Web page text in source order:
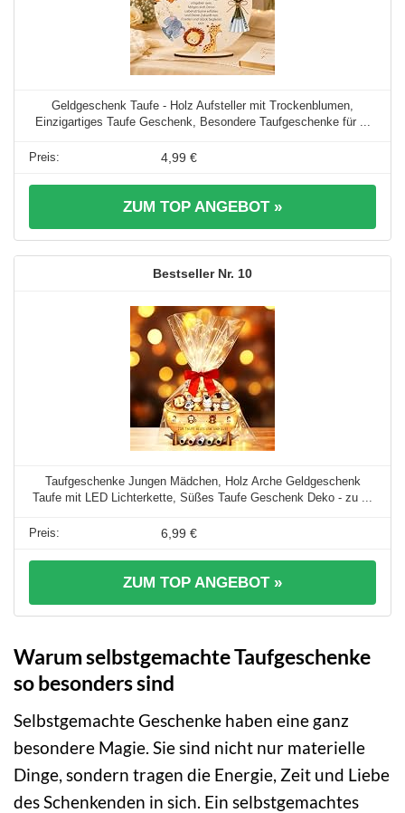
Geldgeschenk Taufe - Holz Aufsteller mit Trockenblumen,
Einzigartiges Taufe Geschenk, Besondere Taufgeschenke für ...
4,99 €
ZUM TOP ANGEBOT »
10
Taufgeschenke Jungen Mädchen, Holz Arche Geldgeschenk
Taufe mit LED Lichterkette, Süßes Taufe Geschenk Deko - zu ...
6,99 €
ZUM TOP ANGEBOT »
Warum selbstgemachte Taufgeschenke
so besonders sind
Selbstgemachte Geschenke haben eine ganz
besondere Magie. Sie sind nicht nur materielle
Dinge, sondern tragen die Energie, Zeit und Liebe
des Schenkenden in sich. Ein selbstgemachtes